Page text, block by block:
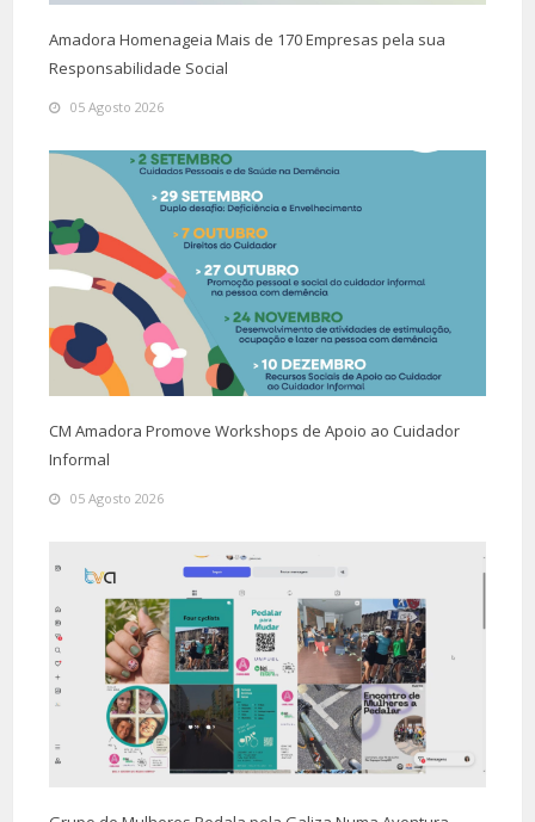
Amadora Homenageia Mais de 170 Empresas pela sua
Responsabilidade Social
05 Agosto 2026
CM Amadora Promove Workshops de Apoio ao Cuidador
Informal
05 Agosto 2026